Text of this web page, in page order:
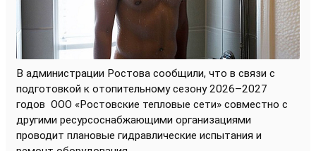
В администрации Ростова сообщили, что в связи с
подготовкой к отопительному сезону 2026–2027
годов ООО «Ростовские тепловые сети» совместно с
другими ресурсоснабжающими организациями
проводит плановые гидравлические испытания и